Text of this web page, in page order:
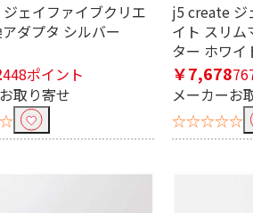
ェイファイブクリエ
ダプタ シルバー
448ポイント
取り寄せ
j5 create ジ
イト スリム
ター ホワイ
￥7,678
メーカーお
☆☆☆☆☆